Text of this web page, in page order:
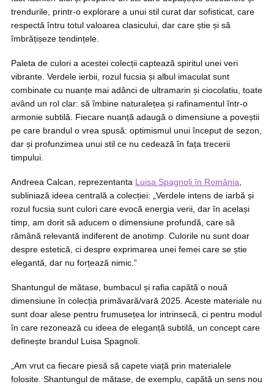
trendurile, printr-o explorare a unui stil curat dar sofisticat, care
respectă întru totul valoarea clasicului, dar care știe și să
îmbrățișeze tendințele.
Paleta de culori a acestei colecții captează spiritul unei veri
vibrante. Verdele ierbii, rozul fucsia și albul imaculat sunt
combinate cu nuanțe mai adânci de ultramarin și ciocolatiu, toate
având un rol clar: să îmbine naturalețea și rafinamentul într-o
armonie subtilă. Fiecare nuanță adaugă o dimensiune a poveștii
pe care brandul o vrea spusă: optimismul unui început de sezon,
dar și profunzimea unui stil ce nu cedează în fața trecerii
timpului.
Andreea Calcan, reprezentanta Luisa Spagnoli în România
subliniază ideea centrală a colecției: „Verdele intens de iarbă și
rozul fucsia sunt culori care evocă energia verii, dar în același
timp, am dorit să aducem o dimensiune profundă, care să
rămână relevantă indiferent de anotimp. Culorile nu sunt doar
despre estetică, ci despre exprimarea unei femei care se știe
elegantă, dar nu forțează nimic.”
Shantungul de mătase, bumbacul și rafia capătă o nouă
dimensiune în colecția primăvară/vară 2025. Aceste materiale nu
sunt doar alese pentru frumusețea lor intrinsecă, ci pentru modul
în care rezonează cu ideea de eleganță subtilă, un concept care
definește brandul Luisa Spagnoli.
„Am vrut ca fiecare piesă să capete viață prin materialele
folosite. Shantungul de mătase, de exemplu, capătă un sens nou